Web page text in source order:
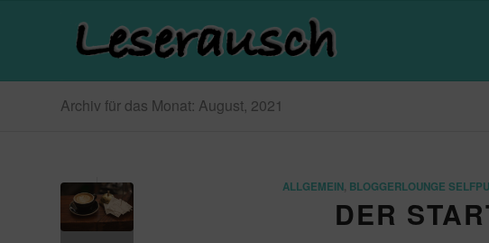
Archiv für das Monat: August, 2021
ALLGEMEIN, BLOGGERLOUNGE
DER